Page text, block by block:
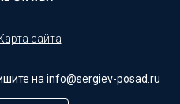
сайта
на info@sergiev-posad.ru